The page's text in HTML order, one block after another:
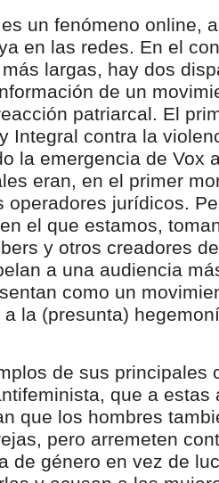
un fenómeno online,
en las redes. En el
largas, hay dos
de un
patriarcal. El
Integral contra la
la emergencia de Vox
eran, en el primer
operadores jurídicos.
el que estamos,
y otros creadores
a una audiencia
como un
la (presunta)
de sus principales
que a estas
que los hombres
pero arremeten
de género en vez de